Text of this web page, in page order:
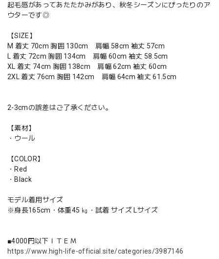
起毛感があってあたたかみがあり、秋冬シーズンにぴったりのア
ウターです◎
【SIZE】
M 着丈 70cm 胸囲 130cm 肩幅 58cm 袖丈 57cm
L 着丈 72cm 胸囲 134cm 肩幅 60cm 袖丈 58.5cm
XL 着丈 74cm 胸囲 138cm 肩幅 62cm 袖丈 60cm
2XL 着丈 76cm 胸囲 142cm 肩幅 64cm 袖丈 61.5cm
2-3cmの誤差はご了承ください。
【素材】
・ウール
【COLOR】
・Red
・Black
モデル着用サイズ
※身長165cm・体重45 ㎏・試着 サイズ Lサイズ
■4000円以下ＩＴＥＭ
https://www.high-life-official.site/categories/3987146